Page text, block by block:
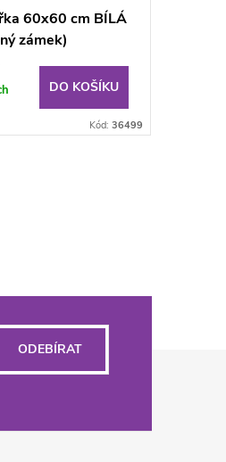
60x60 cm BÍLÁ
zámek)
DO KOŠÍKU
Kód: 36499
ODEBÍRAT